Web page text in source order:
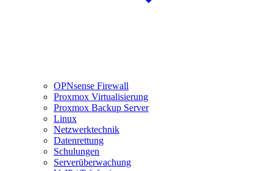
OPNsense Firewall
Proxmox Virtualisierung
Proxmox Backup Server
Linux
Netzwerktechnik
Datenrettung
Schulungen
Serverüberwachung